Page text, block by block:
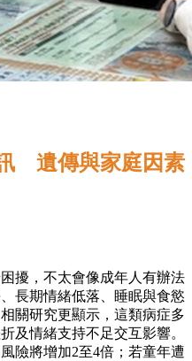
遺傳與家庭因素
擾，不太會像成年人有辦法
長期情緒低落、睡眠與食慾
關研究更顯示，這類病症多
及情緒支持不足交互影響。
險將增加2至4倍；若童年遭